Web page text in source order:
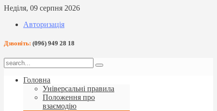
Неділя, 09 серпня 2026
Авторизація
Дзвоніть: (096) 949 28 18
Головна
Універсальні правила
Положення про
взаємодію